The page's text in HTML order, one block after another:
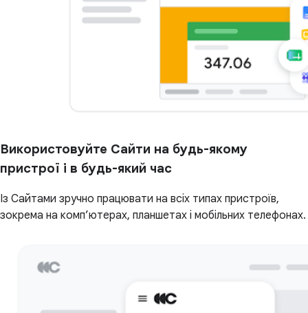
Використовуйте Сайти на будь-якому
пристрої і в будь-який час
Із Сайтами зручно працювати на всіх типах пристроїв,
зокрема на комп’ютерах, планшетах і мобільних телефонах.